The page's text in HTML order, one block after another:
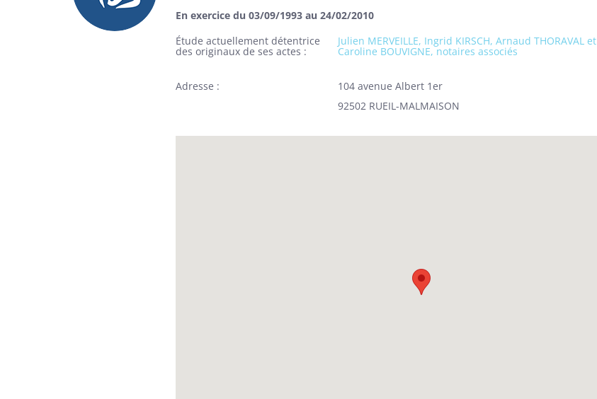
En exercice du 03/09/1993 au 24/02/2010
Étude actuellement détentrice
des originaux de ses actes
Julien MERVEILLE, Ingrid KIRSCH, Arnaud THORAVAL et
Caroline BOUVIGNE, notaires associés
Adresse
104 avenue Albert 1er
92502 RUEIL-MALMAISON